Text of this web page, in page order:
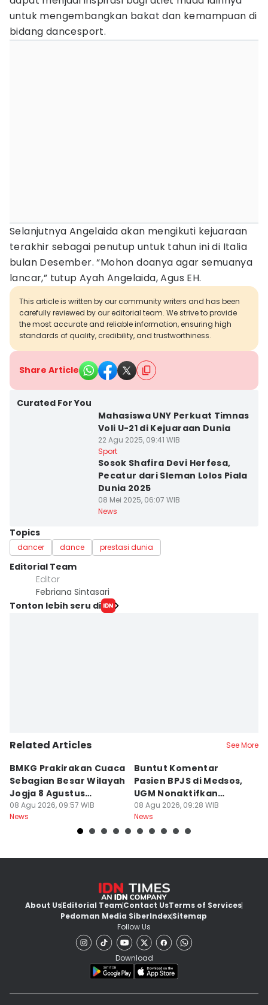
untuk mengembangkan bakat dan kemampuan di
bidang dancesport.
Selanjutnya Angelaida akan mengikuti kejuaraan
terakhir sebagai penutup untuk tahun ini di Italia
bulan Desember. “Mohon doanya agar semuanya
lancar,” tutup Ayah Angelaida, Agus EH.
This article is written by our community writers and has been
carefully reviewed by our editorial team. We strive to provide
the most accurate and reliable information, ensuring high
standards of quality, credibility, and trustworthiness.
Share Article
Curated For You
Mahasiswa UNY Perkuat Timnas
Voli U-21 di Kejuaraan Dunia
22 Agu 2025, 09:41 WIB
Sport
Sosok Shafira Devi Herfesa,
Pecatur dari Sleman Lolos Piala
Dunia 2025
08 Mei 2025, 06:07 WIB
News
Topics
dancer dance prestasi dunia
Editorial Team
Editor
Febriana Sintasari
Tonton lebih seru di
Related Articles See More
BMKG Prakirakan Cuaca
Sebagian Besar Wilayah
Jogja 8 Agustus
Berawan
08 Agu 2026, 09:57 WIB
News
Buntut Komentar
Pasien BPJS di Medsos,
UGM Nonaktifkan
Dokter PPDS
08 Agu 2026, 09:28 WIB
News
About UsEditorial TeamContact UsTerms of Services
Pedoman Media SiberIndexSitemap
Follow Us
Download